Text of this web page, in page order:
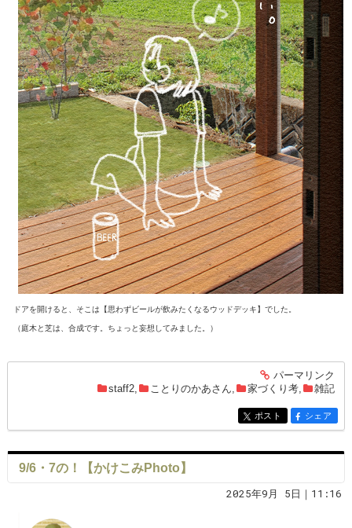
ドアを開けると、そこは【思わずビールが飲みたくなるウッドデッキ】でした。
（庭木と芝は、合成です。ちょっと妄想してみました。）
entry1486
パーマリンク
staff2
ことりのかあさん 家づくり考 雑記
entry1486
ポスト entry1486
シェア
9/6・7の！【かけこみPhoto】
2025年9月 5日｜11:16